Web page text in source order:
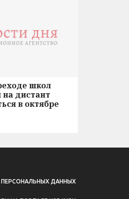
школ
дистант
в октябре
ПЕРСОНАЛЬНЫХ ДАННЫХ